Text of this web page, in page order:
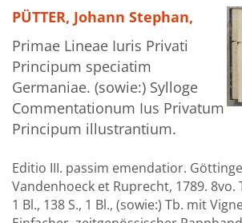
PÜTTER, Johann Stephan,
Primae Lineae Iuris Privati
Principum speciatim
Germaniae. (sowie:) Sylloge
Commentationum Ius Privatum
Principum illustrantium.
Editio III. passim emendatior.
Vandenhoeck et Ruprecht, 1789. 8vo.
1 Bl., 138 S., 1 Bl., (sowie:) Tb. mit